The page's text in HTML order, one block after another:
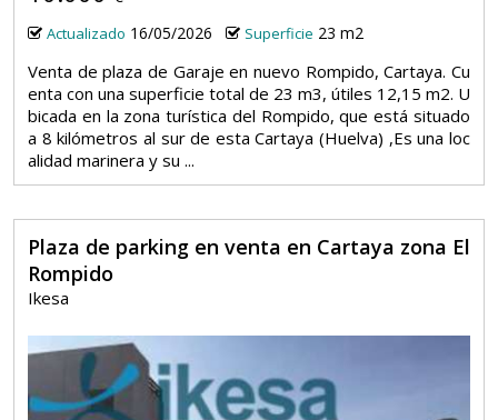
Actualizado 16/05/2026 Superficie 23 m2
Venta de plaza de Garaje en nuevo Rompido, Cartaya. Cu
enta con una superficie total de 23 m3, útiles 12,15 m2. U
bicada en la zona turística del Rompido, que está situado
a 8 kilómetros al sur de esta Cartaya (Huelva) ,Es una loc
alidad marinera y su ...
Plaza de parking en venta en Cartaya zona El
Rompido
Ikesa